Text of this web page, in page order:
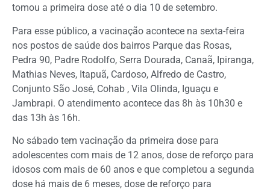
tomou a primeira dose até o dia 10 de setembro.
Para esse público, a vacinação acontece na sexta-feira
nos postos de saúde dos bairros Parque das Rosas,
Pedra 90, Padre Rodolfo, Serra Dourada, Canaã, Ipiranga,
Mathias Neves, Itapuã, Cardoso, Alfredo de Castro,
Conjunto São José, Cohab , Vila Olinda, Iguaçu e
Jambrapi. O atendimento acontece das 8h às 10h30 e
das 13h às 16h.
No sábado tem vacinação da primeira dose para
adolescentes com mais de 12 anos, dose de reforço para
idosos com mais de 60 anos e que completou a segunda
dose há mais de 6 meses, dose de reforço para